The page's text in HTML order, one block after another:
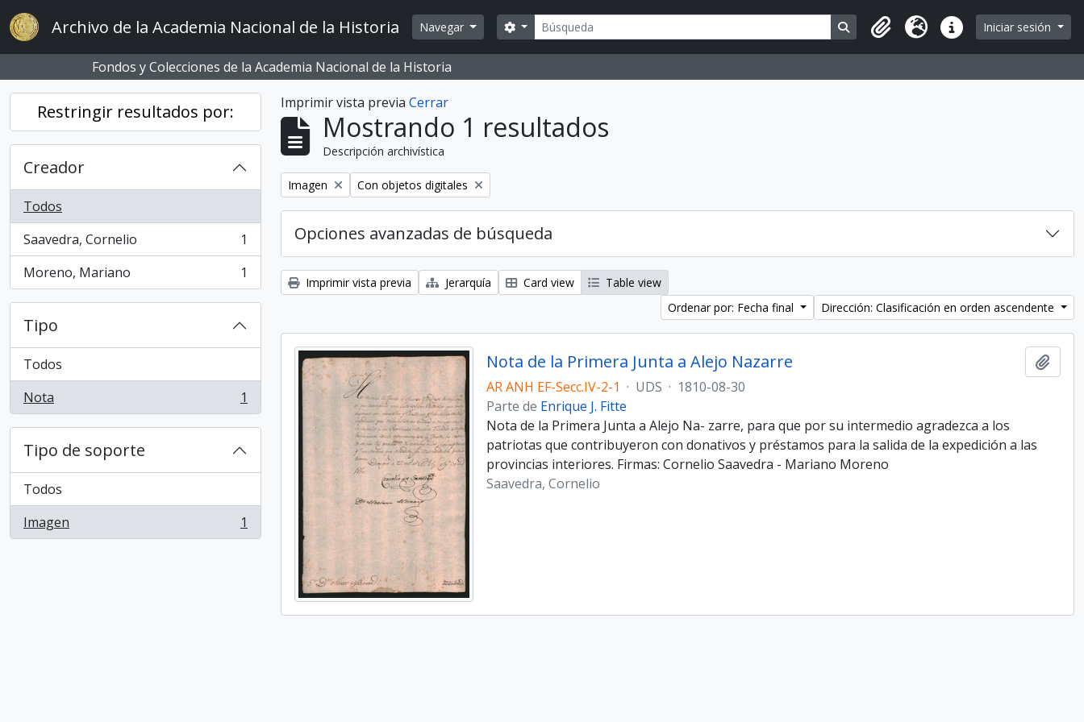
Skip to main content
Archivo de la Academia Nacional de la Historia Navegar Búsqueda
Search options Search in browse page
Portapapeles
Idioma Enlaces rápidos
Iniciar sesión
Fondos y Colecciones de la Academia Nacional de la Historia
Restringir resultados por:
Creador
Todos
Saavedra, Cornelio
, 1 resultados
1
Moreno, Mariano
, 1 resultados 1
Tipo
Todos
Nota
, 1 resultados 1
Tipo de soporte
Todos
Imagen
, 1 resultados 1
Imprimir vista previa Cerrar
Mostrando 1 resultados
Descripción archivística
Remove filter:
Imagen Remove filter:
Con objetos digitales
Opciones avanzadas de búsqueda
Imprimir vista previa Jerarquía Card view
Table view
Ordenar por: Fecha final
Dirección: Clasificación en orden ascendente
Nota de la Primera Junta a Alejo Nazarre
AR ANH EF-Secc.IV-2-1 · UDS · 1810-08-30
Parte de Enrique J. Fitte
Nota de la Primera Junta a Alejo Na- zarre, para que por su intermedio agradezca a los
patriotas que contribuyeron con donativos y préstamos para la salida de la expedición a las
provincias interiores. Firmas: Cornelio Saavedra - Mariano Moreno
Saavedra, Cornelio